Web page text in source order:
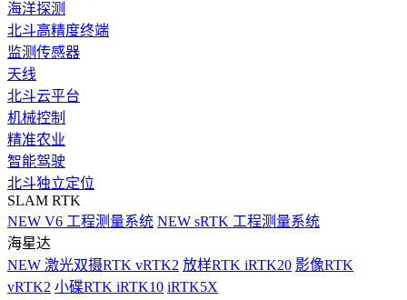
海洋探测
北斗高精度终端
监测传感器
天线
北斗云平台
机械控制
精准农业
智能驾驶
北斗独立定位
SLAM RTK
NEW V6 工程测量系统 NEW sRTK 工程测量系统
海星达
NEW 激光双摄RTK vRTK2 放样RTK iRTK20 影像RTK
vRTK2 小碟RTK iRTK10 iRTK5X